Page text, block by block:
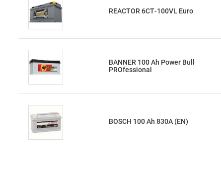
REACTOR 6СТ-100VL Euro
BANNER 100 Ah Power Bull
PROfessional
BOSCH 100 Ah 830A (EN)